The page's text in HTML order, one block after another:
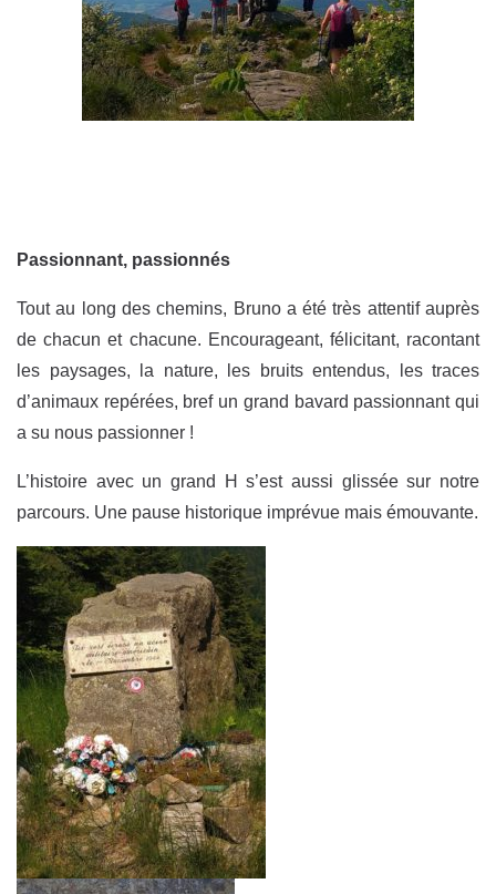
Passionnant, passionnés
Tout au long des chemins, Bruno a été très attentif auprès
de chacun et chacune. Encourageant, félicitant, racontant
les paysages, la nature, les bruits entendus, les traces
d’animaux repérées, bref un grand bavard passionnant qui
a su nous passionner !
L’histoire avec un grand H s’est aussi glissée sur notre
parcours. Une pause historique imprévue mais émouvante.